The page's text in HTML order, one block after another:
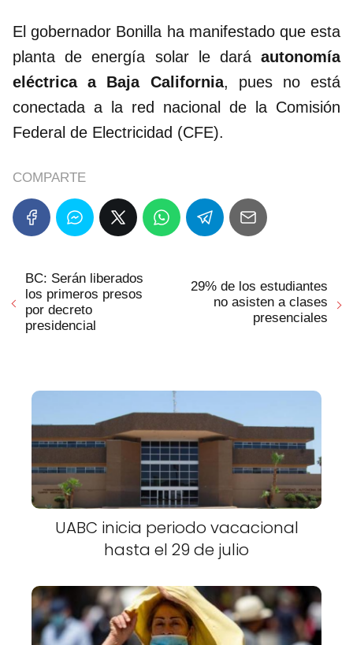
El gobernador Bonilla ha manifestado que esta
planta de energía solar le dará autonomía
eléctrica a Baja California, pues no está
conectada a la red nacional de la Comisión
Federal de Electricidad (CFE).
COMPARTE
BC: Serán liberados
los primeros presos
por decreto
presidencial
29% de los estudiantes
no asisten a clases
presenciales
UABC inicia periodo vacacional
hasta el 29 de julio